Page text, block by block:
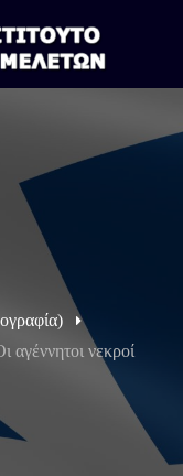
αγέννητοι νεκροί